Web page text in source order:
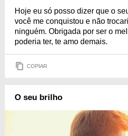
Hoje eu só posso dizer que o
você me conquistou e não
ninguém. Obrigada por ser o
poderia ter, te amo demais.
COPIAR
O seu brilho